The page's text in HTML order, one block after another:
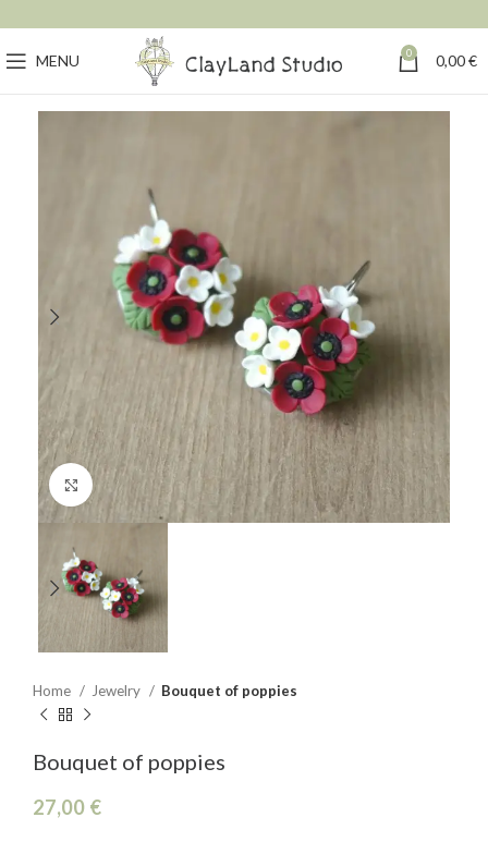
MENU 0 0,00€
Click to enlarge
Home Jewelry Bouquet of poppies
Bouquet of poppies
€